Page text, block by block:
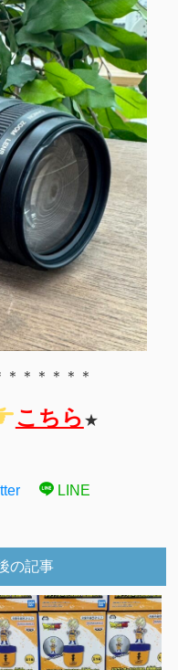
＊＊＊＊＊
こちら ★
LINE
の記事